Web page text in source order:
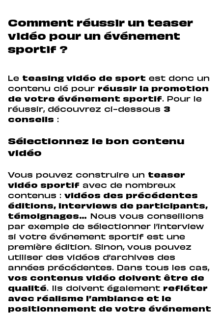
Comment réussir un teaser
vidéo pour un événement
sportif ?
Le teasing vidéo de sport est donc un
contenu clé pour
réussir la promotion
de votre événement sportif. Pour le
réussir, découvrez ci-dessous 3
conseils :
Sélectionnez le bon contenu
vidéo
Vous pouvez construire un teaser
vidéo sportif avec de nombreux
contenus : vidéos des précédentes
éditions, interviews de participants,
témoignages… Nous vous conseillons
par exemple de sélectionner l’interview
si votre événement sportif est une
première édition. Sinon, vous pouvez
utiliser des vidéos d’archives des
années précédentes. Dans tous les cas,
vos contenus vidéo doivent être de
qualité. Ils doivent également
refléter
avec réalisme l’ambiance et le
positionnement de votre événement